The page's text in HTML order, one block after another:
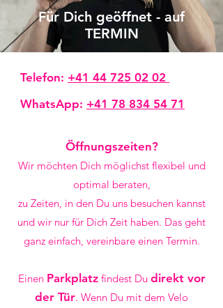
Für Dich geöffnet - auf
TERMIN
Telefon: +41 44 725 02 02
WhatsApp: +41 78 834 54 71
Öffnungszeiten?
Wir möchten Dich möglichst flexibel und
optimal beraten,
zu Zeiten, in den Du uns besuchen kannst
und wir nur für Dich Zeit haben. Das geht
ganz einfach, vereinbare einen Termin.
Einen Parkplatz findest Du direkt vor
der Tür. Wenn Du mit dem Velo